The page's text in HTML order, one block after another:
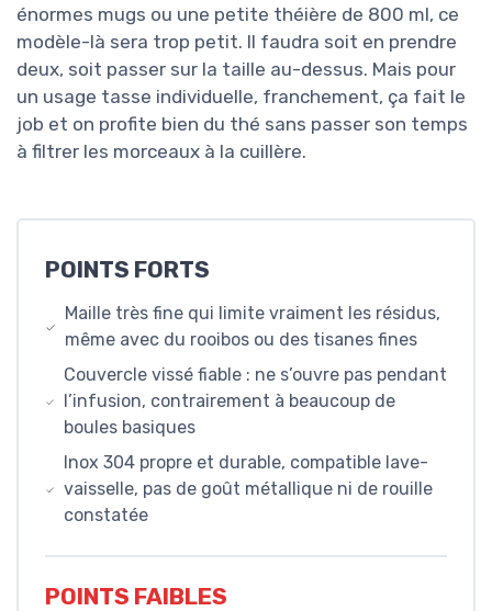
énormes mugs ou une petite théière de 800 ml, ce
modèle-là sera trop petit. Il faudra soit en prendre
deux, soit passer sur la taille au-dessus. Mais pour
un usage tasse individuelle, franchement, ça fait le
job et on profite bien du thé sans passer son temps
à filtrer les morceaux à la cuillère.
POINTS FORTS
Maille très fine qui limite vraiment les résidus,
même avec du rooibos ou des tisanes fines
Couvercle vissé fiable : ne s’ouvre pas pendant
l’infusion, contrairement à beaucoup de
boules basiques
Inox 304 propre et durable, compatible lave-
vaisselle, pas de goût métallique ni de rouille
constatée
POINTS FAIBLES